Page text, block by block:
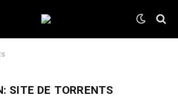
SITE DE TORRENTS